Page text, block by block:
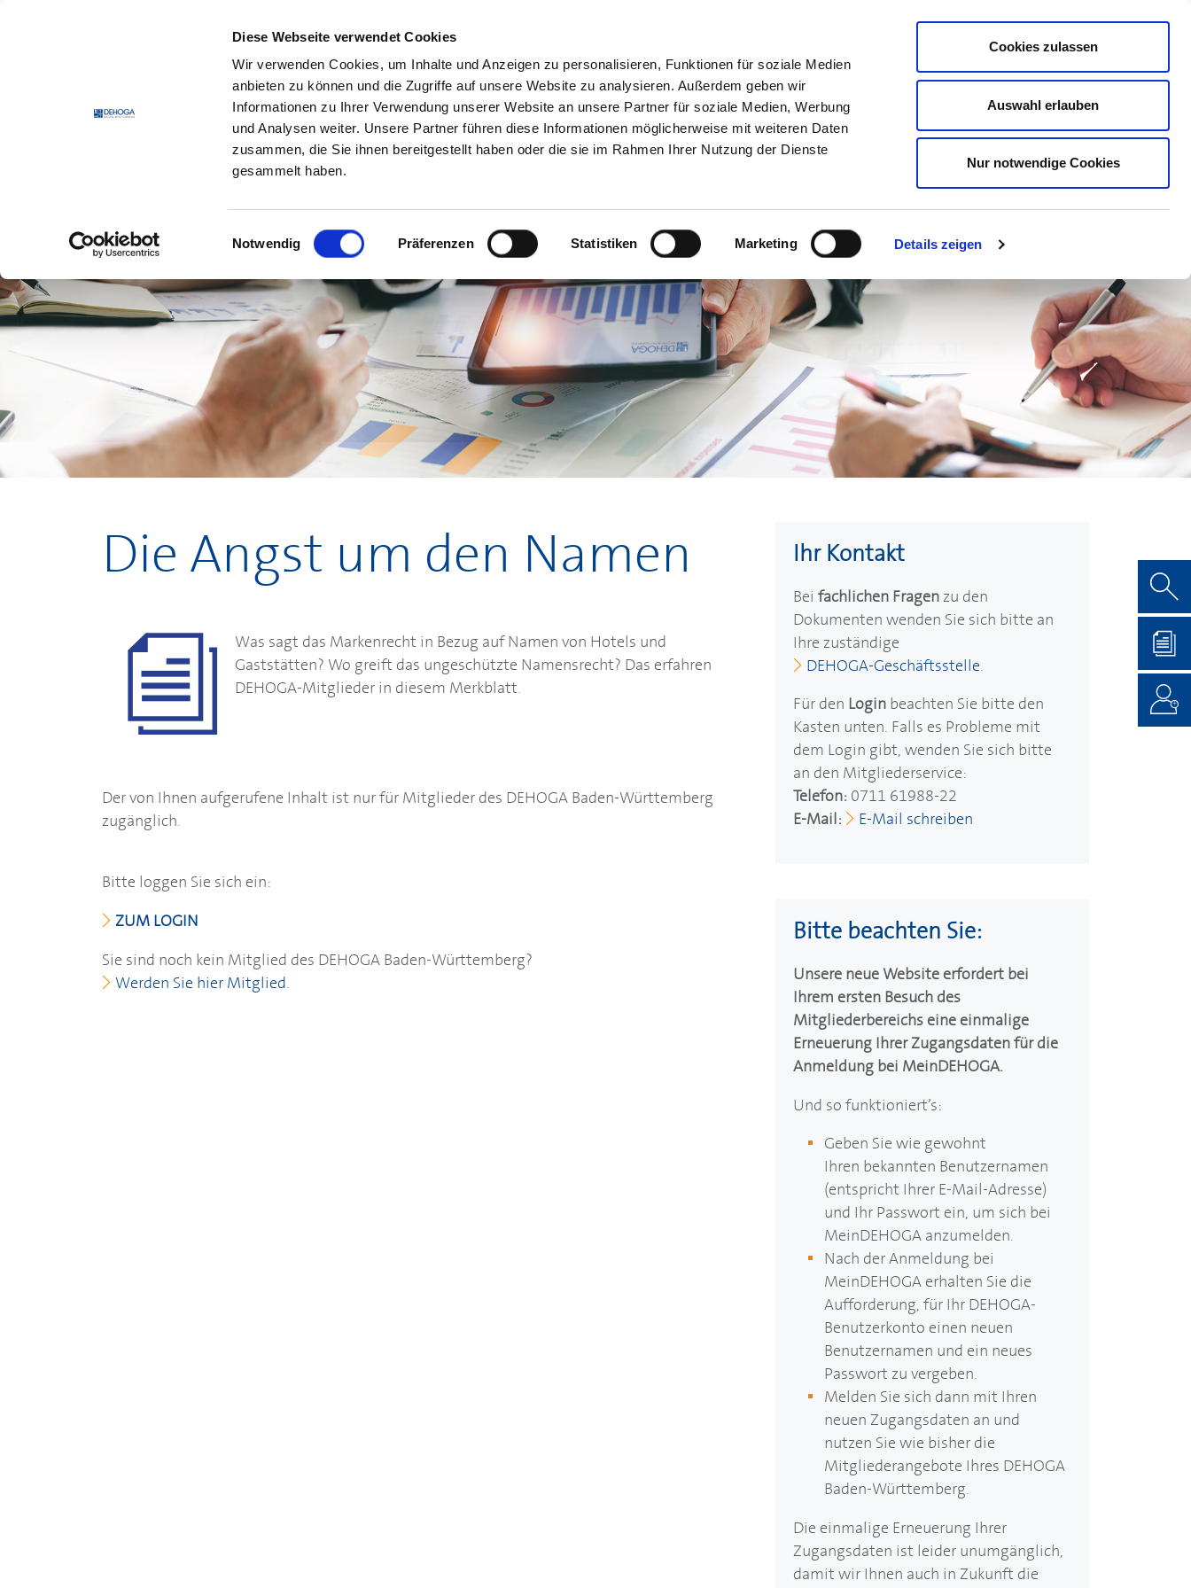
Diese Webseite verwendet Cookies
Wir verwenden Cookies, um Inhalte und Anzeigen zu personalisieren, Funktionen für soziale Medien
anbieten zu können und die Zugriffe auf unsere Website zu analysieren. Außerdem geben wir
Informationen zu Ihrer Verwendung unserer Website an unsere Partner für soziale Medien, Werbung
und Analysen weiter. Unsere Partner führen diese Informationen möglicherweise mit weiteren Daten
zusammen, die Sie ihnen bereitgestellt haben oder die sie im Rahmen Ihrer Nutzung der Dienste
gesammelt haben.
Einwilligungsauswahl
Notwendig Präferenzen Statistiken Marketing Details zeigen
Cookies zulassen
Auswahl erlauben
Nur notwendige Cookies
DEHOGA MITMACHEN INFORMIEREN SPAREN & PARTNER BERATEN AUSZEICHNEN
Die Angst um den Namen
Was sagt das Markenrecht in Bezug auf Namen von Hotels und
Gaststätten? Wo greift das ungeschützte Namensrecht? Das erfahren
DEHOGA-Mitglieder in diesem Merkblatt.
Der von Ihnen aufgerufene Inhalt ist nur für Mitglieder des DEHOGA Baden-Württemberg
zugänglich.
Bitte loggen Sie sich ein:
ZUM LOGIN
Sie sind noch kein Mitglied des DEHOGA Baden-Württemberg?
Werden Sie hier Mitglied.
Ihr Kontakt
Beifachlichen Fragen zu den
Dokumenten wenden Sie sich bitte an
Ihre zuständige
DEHOGA-Geschäftsstelle.
Für den Login beachten Sie bitte den
Kasten unten. Falls es Probleme mit
dem Login gibt, wenden Sie sich bitte
an den Mitgliederservice:
Telefon: 0711 61988-22
E-Mail:
E-Mail schreiben
Bitte beachten Sie:
Unsere neue Website erfordert bei
Ihrem ersten Besuch des
Mitgliederbereichs eine einmalige
Erneuerung Ihrer Zugangsdaten für die
Anmeldung bei MeinDEHOGA.
Und so funktioniert’s:
Geben Sie wie gewohnt
Ihren bekannten Benutzernamen
(entspricht Ihrer E-Mail-Adresse)
und Ihr Passwort ein, um sich bei
MeinDEHOGA anzumelden.
Nach der Anmeldung bei
MeinDEHOGA erhalten Sie die
Aufforderung, für Ihr DEHOGA-
Benutzerkonto einen neuen
Benutzernamen und ein neues
Passwort zu vergeben.
Melden Sie sich dann mit Ihren
neuen Zugangsdaten an und
nutzen Sie wie bisher die
Mitgliederangebote Ihres DEHOGA
Baden-Württemberg.
Die einmalige Erneuerung Ihrer
Zugangsdaten ist leider unumgänglich,
damit wir Ihnen auch in Zukunft die